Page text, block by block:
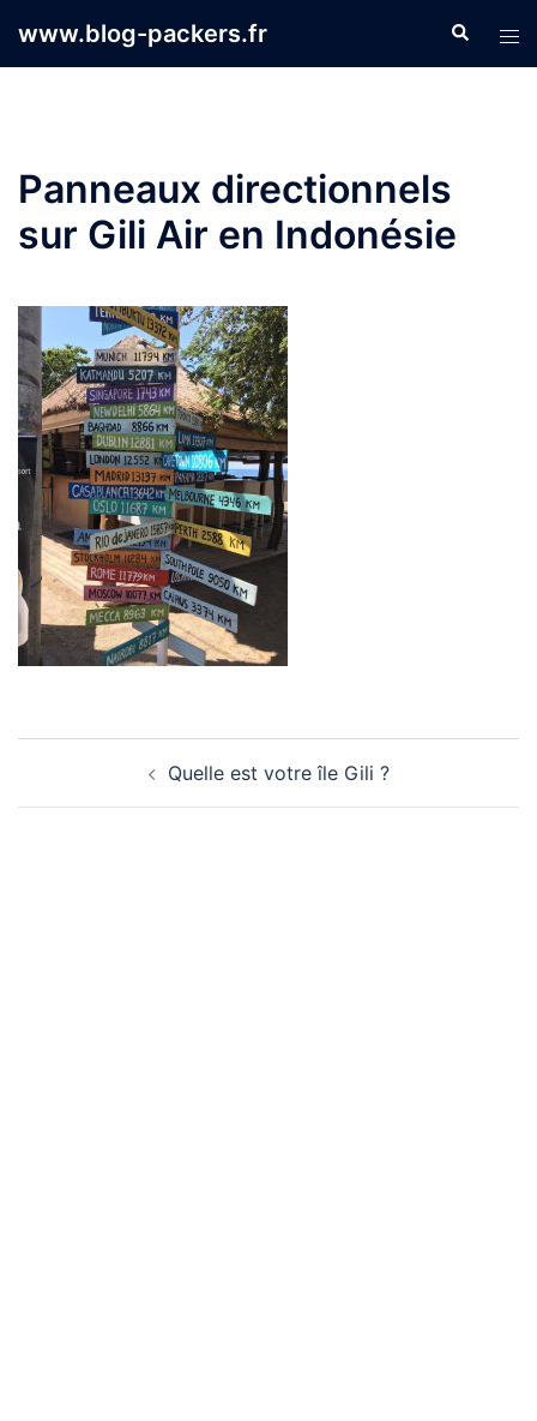
www.blog-packers.fr
le
Panneaux directionnels
sur Gili Air en Indonésie
Quelle est votre île Gili ?